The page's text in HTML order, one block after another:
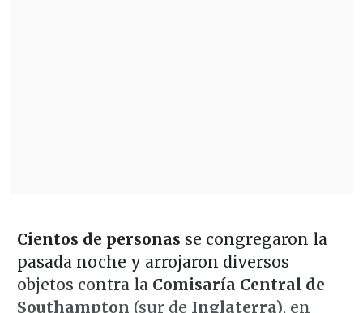
Cientos de personas se congregaron la
pasada noche y arrojaron diversos
objetos contra la Comisaría Central de
Southampton (sur de Inglaterra), en